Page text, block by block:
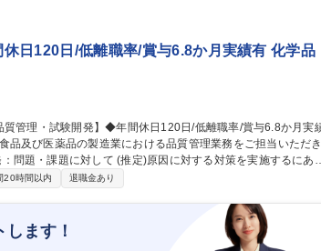
休日120日/低離職率/賞与6.8か月実績有 化学品
作成及び試作検討の実施 ■品質試験：製品品質項目に対する確
、他部署メンバーと共同での業務等 募集職種 【田原
/賞与6.8か月実績有
20時間以内 退職金あり
ます！